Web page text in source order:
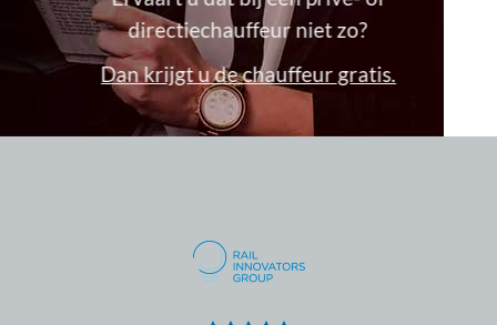
directiechauffeur niet zo?
Dan krijgt u de chauffeur gratis.